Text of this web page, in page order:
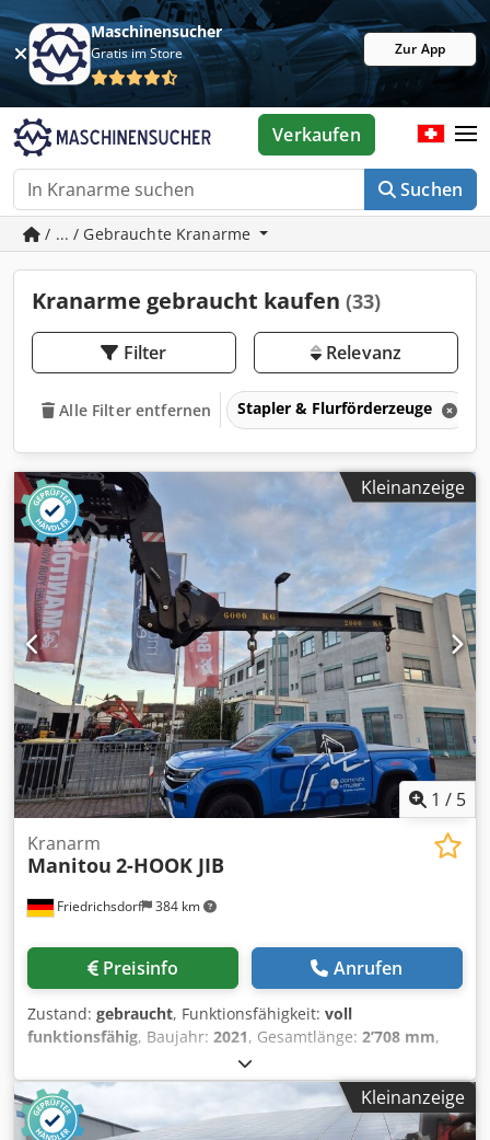
Maschinensucher
Gratis im Store Zur App
Suchen
Verkaufen
/ ... / Gebrauchte Kranarme
Kranarme gebraucht kaufen (33)
Filter Relevanz
Alle Filter entfernen Stapler & Flurförderzeuge
Kleinanzeige
1 / 5
Friedrichsdorf 384 km
Kranarm
Manitou 2-HOOK JIB
Preisinfo Anrufen
Zustand: gebraucht, Funktionsfähigkeit: voll
funktionsfähig, Baujahr: 2021, Gesamtlänge: 2’708 mm,
, Leergewicht:
mm, Baubreite:830 mm, Kranarm Dcjdpfxjw A Tmis Alisk
Zustand: Einsatzbereit und voll funktionsfähig Zustand
Technisch: normal Beschreibung: Robust solution for
Kleinanzeige